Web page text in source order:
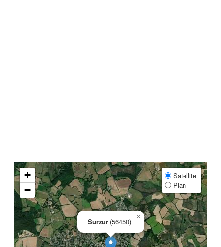
Surzur (56450)
×
+
−
Satellite
Plan